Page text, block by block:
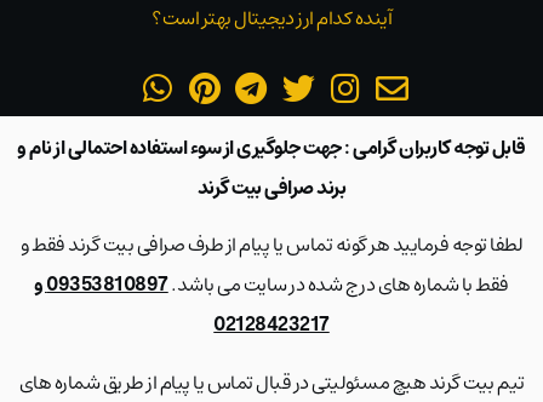
آینده کدام ارز دیجیتال بهتر است؟
قابل توجه کاربران گرامی : جهت جلوگیری از سوء استفاده احتمالی از نام و
برند صرافی بیت گرند
لطفا توجه فرمایید هر گونه تماس یا پیام از طرف صرافی بیت گرند فقط و
فقط با شماره های درج شده در سایت می باشد.
09353810897 و
02128423217
تیم بیت گرند هیچ مسئولیتی در قبال تماس یا پیام از طریق شماره های